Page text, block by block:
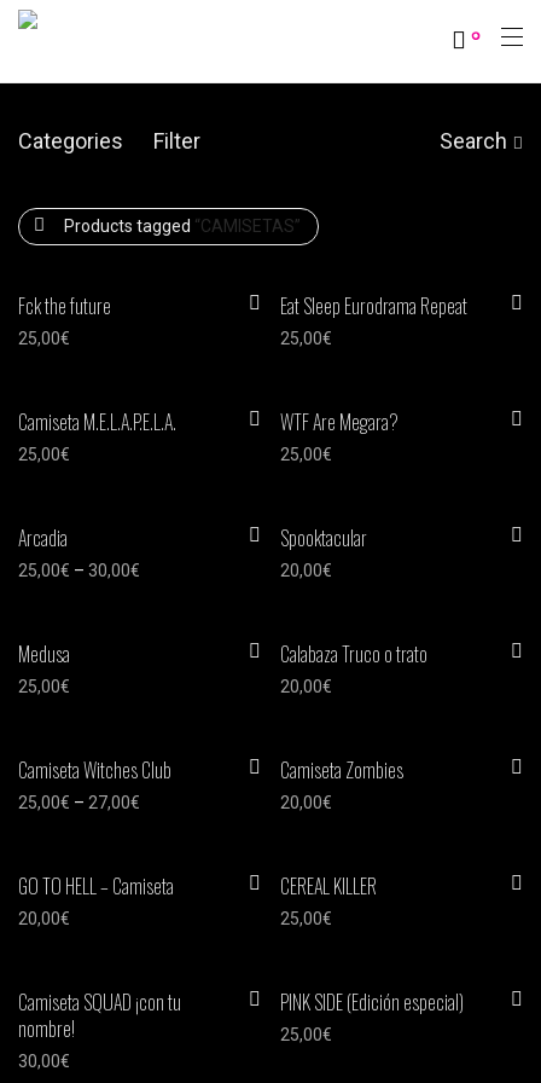
0
Categories Filter Search
Products tagged “CAMISETAS”
Fck the future
25,00€
Eat Sleep Eurodrama Repeat
25,00€
Camiseta M.E.L.A.P.E.L.A.
25,00€
WTF Are Megara?
25,00€
Arcadia
25,00€ – 30,00€
Spooktacular
20,00€
Medusa
25,00€
Calabaza Truco o trato
20,00€
Camiseta Witches Club
25,00€ – 27,00€
Camiseta Zombies
20,00€
GO TO HELL – Camiseta
20,00€
CEREAL KILLER
25,00€
Camiseta SQUAD ¡con tu
nombre!
30,00€
PINK SIDE (Edición especial)
25,00€